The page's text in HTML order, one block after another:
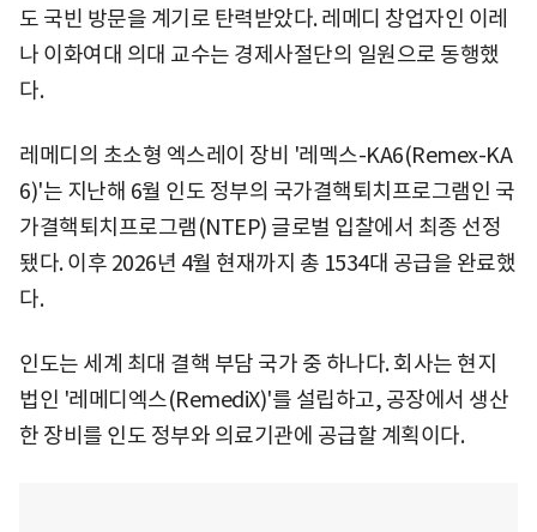
도 국빈 방문을 계기로 탄력받았다. 레메디 창업자인 이레
나 이화여대 의대 교수는 경제사절단의 일원으로 동행했
다.
레메디의 초소형 엑스레이 장비 '레멕스-KA6(Remex-KA
6)'는 지난해 6월 인도 정부의 국가결핵퇴치프로그램인 국
가결핵퇴치프로그램(NTEP) 글로벌 입찰에서 최종 선정
됐다. 이후 2026년 4월 현재까지 총 1534대 공급을 완료했
다.
인도는 세계 최대 결핵 부담 국가 중 하나다. 회사는 현지
법인 '레메디엑스(RemediX)'를 설립하고, 공장에서 생산
한 장비를 인도 정부와 의료기관에 공급할 계획이다.